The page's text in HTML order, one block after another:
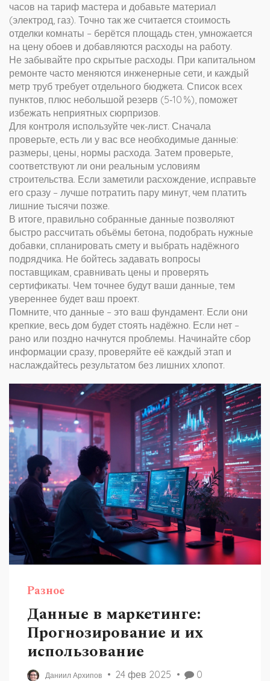
часов на тариф мастера и добавьте материал
(электрод, газ). Точно так же считается стоимость
отделки комнаты – берётся площадь стен, умножается
на цену обоев и добавляются расходы на работу.
Не забывайте про скрытые расходы. При капитальном
ремонте часто меняются инженерные сети, и каждый
метр труб требует отдельного бюджета. Список всех
пунктов, плюс небольшой резерв (5‑10 %), поможет
избежать неприятных сюрпризов.
Для контроля используйте чек‑лист. Сначала
проверьте, есть ли у вас все необходимые данные:
размеры, цены, нормы расхода. Затем проверьте,
соответствуют ли они реальным условиям
строительства. Если заметили расхождение, исправьте
его сразу – лучше потратить пару минут, чем платить
лишние тысячи позже.
В итоге, правильно собранные данные позволяют
быстро рассчитать объёмы бетона, подобрать нужные
добавки, спланировать смету и выбрать надёжного
подрядчика. Не бойтесь задавать вопросы
поставщикам, сравнивать цены и проверять
сертификаты. Чем точнее будут ваши данные, тем
увереннее будет ваш проект.
Помните, что данные – это ваш фундамент. Если они
крепкие, весь дом будет стоять надёжно. Если нет –
рано или поздно начнутся проблемы. Начинайте сбор
информации сразу, проверяйте её каждый этап и
наслаждайтесь результатом без лишних хлопот.
Разное
Данные в маркетинге:
Прогнозирование и их
использование
Даниил Архипов 24 фев 2025 0